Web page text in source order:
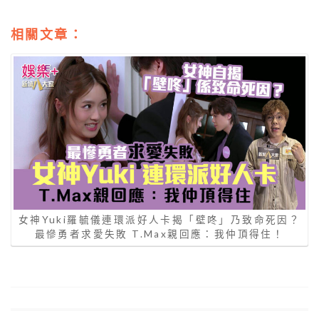
相關文章：
女神Yuki羅毓儀連環派好人卡揭「壁咚」乃致命死因？
最慘勇者求愛失敗 T.Max親回應：我仲頂得住！